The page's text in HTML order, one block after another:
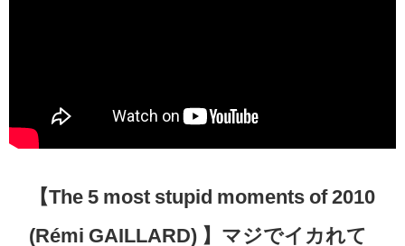
【The 5 most stupid moments of 2010
(Rémi GAILLARD) 】マジでイカれて